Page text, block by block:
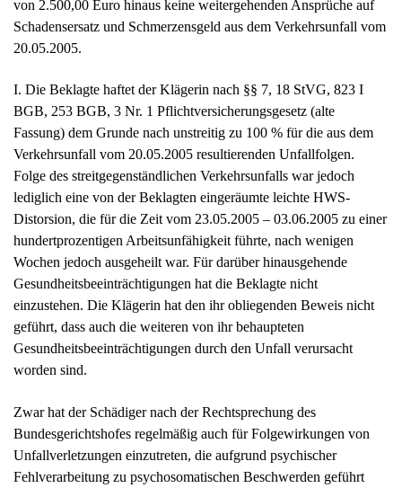
Folge des streitgegenständlichen Verkehrsunfalls war jedoch
lediglich eine von der Beklagten eingeräumte leichte HWS-
Distorsion, die für die Zeit vom 23.05.2005 – 03.06.2005 zu einer
Wochen jedoch ausgeheilt war. Für darüber hinausgehende
Gesundheitsbeeinträchtigungen hat die Beklagte nicht
einzustehen. Die Klägerin hat den ihr obliegenden Beweis nicht
geführt, dass auch die weiteren von ihr behaupteten
Gesundheitsbeeinträchtigungen durch den Unfall verursacht
worden sind.
Zwar hat der Schädiger nach der Rechtsprechung des
Bundesgerichtshofes regelmäßig auch für Folgewirkungen von
Unfallverletzungen einzutreten, die aufgrund psychischer
Fehlverarbeitung zu psychosomatischen Beschwerden geführt
haben.
Für die Frage, ob psychische Folgereaktionen unfallbedingt sind,
eine überwiegende Wahrscheinlichkeit für den
Ursachenzusammenhang zwischen Primärverletzung und
Folgeschäden gegeben sein muss.